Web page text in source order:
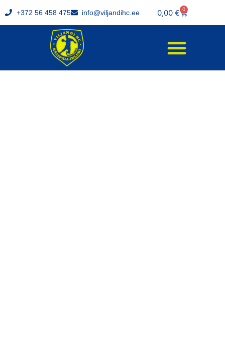
+372 56 458 475 info@viljandihc.ee 0,00 € 0